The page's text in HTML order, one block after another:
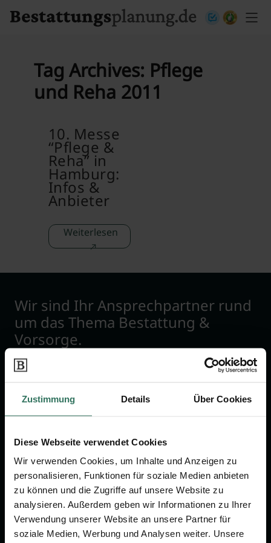
Zustimmung Details Über Cookies
Diese Webseite verwendet Cookies
Wir verwenden Cookies, um Inhalte und Anzeigen zu
personalisieren, Funktionen für soziale Medien anbieten
zu können und die Zugriffe auf unsere Website zu
analysieren. Außerdem geben wir Informationen zu Ihrer
Verwendung unserer Website an unsere Partner für
soziale Medien, Werbung und Analysen weiter. Unsere
Tag Archives: Pflege
und Reha 2011
10. Messe
“Pflege &
Reha” in
Hamburg:
Infos &
Anbieter
Weiterlesen
Wir sind Ihr Ansprechpartner rund
um das Thema Bestattung &
Vorsorge.
Vergleich
Ratgeber
Verzeichnis
Wissenswertes
Über uns
Online-Portal
Kostenlos registrieren